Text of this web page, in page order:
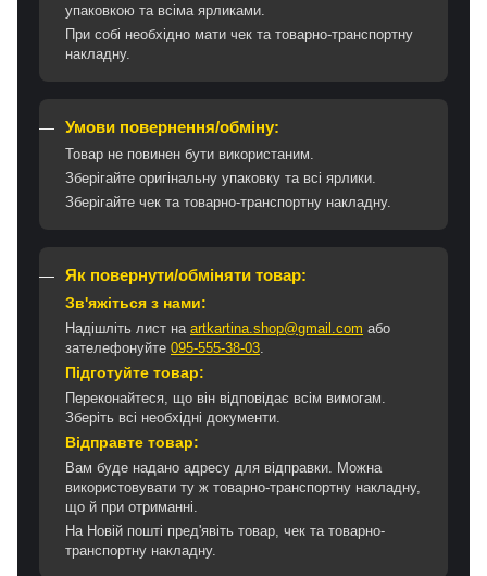
упаковкою та всіма ярликами.
При собі необхідно мати чек та товарно-транспортну
накладну.
Умови повернення/обміну:
Товар не повинен бути використаним.
Зберігайте оригінальну упаковку та всі ярлики.
Зберігайте чек та товарно-транспортну накладну.
Як повернути/обміняти товар:
Зв'яжіться з нами:
Надішліть лист на artkartina.shop@gmail.com або
зателефонуйте 095-555-38-03
Підготуйте товар:
Переконайтеся, що він відповідає всім вимогам.
Зберіть всі необхідні документи.
Відправте товар:
Вам буде надано адресу для відправки. Можна
використовувати ту ж товарно-транспортну накладну,
що й при отриманні.
На Новій пошті пред'явіть товар, чек та товарно-
транспортну накладну.